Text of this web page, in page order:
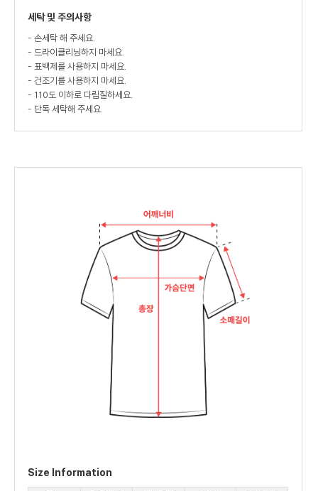
세탁 및 주의사항
- 손세탁 해 주세요.
- 드라이클리닝하지 마세요.
- 표백제를 사용하지 마세요.
- 건조기를 사용하지 마세요.
- 110도 이하로 다림질하세요.
- 단독 세탁해 주세요.
Size Information